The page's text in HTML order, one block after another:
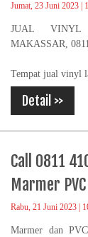
Jumat, 23 Juni 2023 |
JUAL
MAKASSAR,
Tempat jual vinyl
Detail >>
Call 0811
Marmer
Rabu, 21 Juni 2023 |
Marmer dan